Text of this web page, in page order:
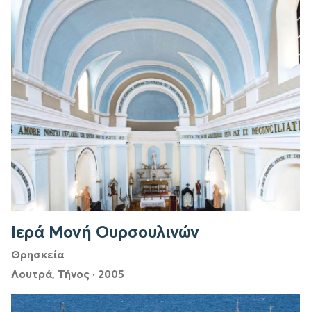
Ιερά Μονή Ουρσουλινών
Θρησκεία
Λουτρά, Τήνος · 2005